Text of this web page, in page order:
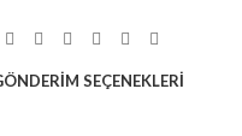
SEÇENEKLERI